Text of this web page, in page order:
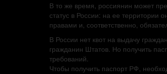
В то же время, россиянин может
статус в России: на ее территории
правами и, соответственно,
В России нет квот на выдачу
гражданин Штатов. Но получить
требований.
Чтобы получить паспорт РФ,